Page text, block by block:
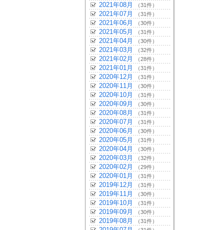
2021年08月 （31件）
2021年07月 （31件）
2021年06月 （30件）
2021年05月 （31件）
2021年04月 （30件）
2021年03月 （32件）
2021年02月 （28件）
2021年01月 （31件）
2020年12月 （31件）
2020年11月 （30件）
2020年10月 （31件）
2020年09月 （30件）
2020年08月 （31件）
2020年07月 （31件）
2020年06月 （30件）
2020年05月 （31件）
2020年04月 （30件）
2020年03月 （32件）
2020年02月 （29件）
2020年01月 （31件）
2019年12月 （31件）
2019年11月 （30件）
2019年10月 （31件）
2019年09月 （30件）
2019年08月 （31件）